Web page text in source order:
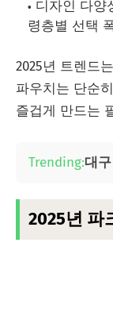
디자인 다양
령층별 선택
2025년 트렌드
파우치는 단순
즐겁게 만드는
Trending:대
2025년 파